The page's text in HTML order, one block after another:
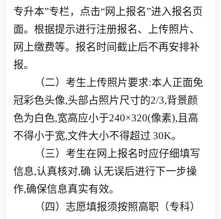
专升本”专栏，点击“网上报名”进入报名页
面。根据提示进行注册报名、上传照片、
网上缴费等。报名时间截止后不再安排补
报。
（二）考生上传照片要求:本人正面免
冠彩色头像,头部占照片尺寸的2/3,背景颜
色为白色,宽高应小于240×320(像素), 且高
不得小于宽,文件大小不得超过 30K。
（三）考生在网上报名时应仔细填写
信息,认真核对,确 认无误后进行下一步操
作,确保信息真实有效。
（四）志愿填报须按照高职（专科）